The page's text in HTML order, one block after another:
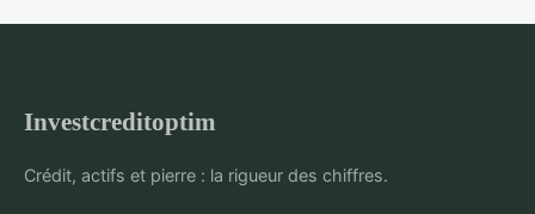
Investcreditoptim
Crédit, actifs et pierre : la rigueur des chiffres.